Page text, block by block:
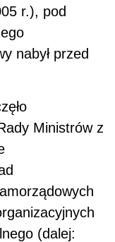
r.), pod
nabył przed
Ministrów z
(dalej: